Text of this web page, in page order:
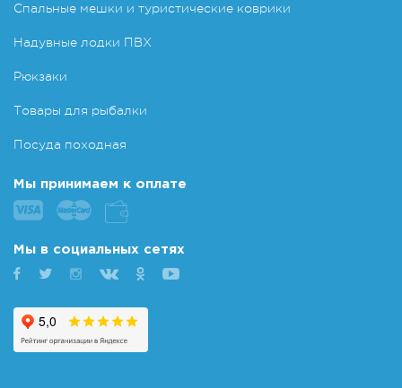
Спальные мешки и туристические коврики
Надувные лодки ПВХ
Рюкзаки
Товары для рыбалки
Посуда походная
Мы принимаем к оплате
Мы в социальных сетях